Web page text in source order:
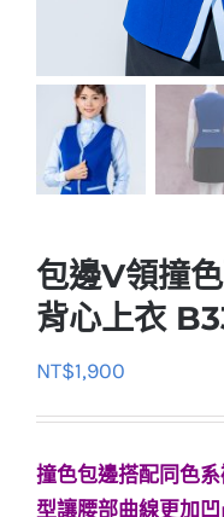
包邊V領撞
背心上衣
NT$1,900
撞色包邊搭配同色
型讓腰部曲線更加凹